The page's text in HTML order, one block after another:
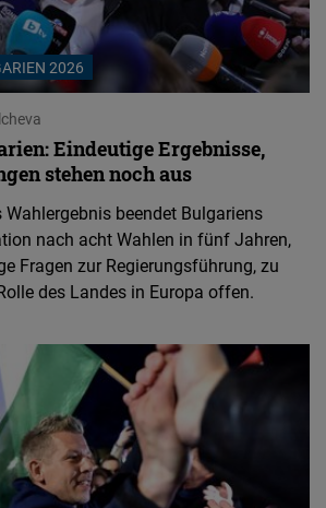
2026
Eindeutige Ergebnisse,
stehen noch aus
Wahlergebnis beendet Bulgariens
nach acht Wahlen in fünf Jahren,
Fragen zur Regierungsführung, zu
des Landes in Europa offen.